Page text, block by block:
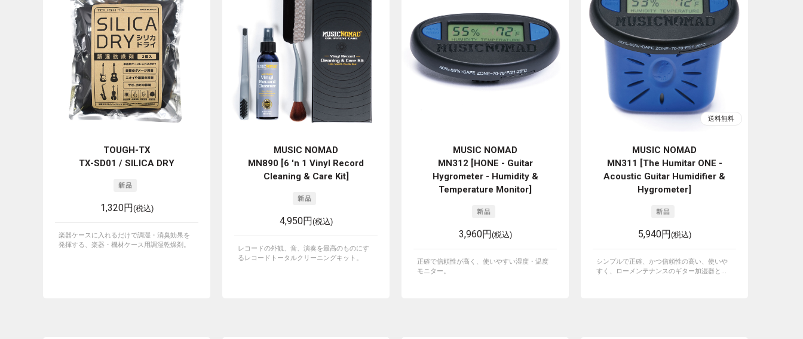
TOUGH-TX
TX-SD01 / SILICA DRY
1,320円(税込)
楽器ケースに入れるだけで調湿・消臭効果を
発揮する、楽器・機材ケース用調湿乾燥剤。
MUSIC NOMAD
MN890 [6 'n 1 Vinyl Record
Cleaning & Care Kit]
4,950円(税込)
レコードの外観、音、演奏を最高のものにす
るレコードトータルクリーニングキット。
MUSIC NOMAD
MN312 [HONE - Guitar
Hygrometer - Humidity &
Temperature Monitor]
3,960円(税込)
正確で信頼性が高く、使いやすい湿度・温度
モニター。
MUSIC NOMAD
MN311 [The Humitar ONE -
Acoustic Guitar Humidifier &
Hygrometer]
5,940円(税込)
シンプルで正確、かつ信頼性の高い、使いや
すく、ローメンテナンスのギター加湿器と...